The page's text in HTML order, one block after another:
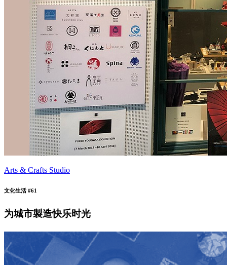
Arts & Crafts Studio
文化生活 #61
为城市製造快乐时光